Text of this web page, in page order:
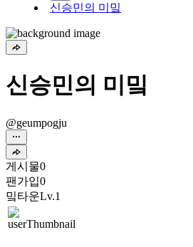
신승민의 미밐
신승민의 미밐
@geumpogju
게시물0
팬가입0
밐타운Lv.1